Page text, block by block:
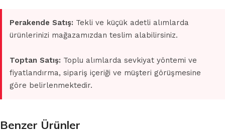
Perakende Satış: Tekli ve küçük adetli alımlarda
ürünlerinizi mağazamızdan teslim alabilirsiniz.
Toptan Satış: Toplu alımlarda sevkiyat yöntemi ve
fiyatlandırma, sipariş içeriği ve müşteri görüşmesine
göre belirlenmektedir.
Benzer Ürünler